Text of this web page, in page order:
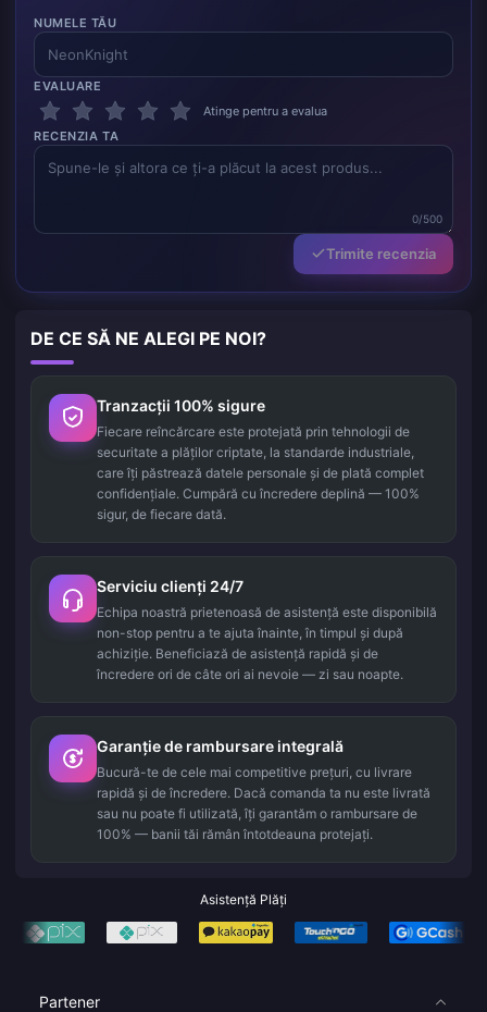
NUMELE TĂU
EVALUARE
Atinge pentru a evalua
RECENZIA TA
0/500
Trimite recenzia
DE CE SĂ NE ALEGI PE NOI?
Tranzacții 100% sigure
Fiecare reîncărcare este protejată prin tehnologii de
securitate a plăților criptate, la standarde industriale,
care îți păstrează datele personale și de plată complet
confidențiale. Cumpără cu încredere deplină — 100%
sigur, de fiecare dată.
Serviciu clienți 24/7
Echipa noastră prietenoasă de asistență este disponibilă
non-stop pentru a te ajuta înainte, în timpul și după
achiziție. Beneficiază de asistență rapidă și de
încredere ori de câte ori ai nevoie — zi sau noapte.
Garanție de rambursare integrală
Bucură-te de cele mai competitive prețuri, cu livrare
rapidă și de încredere. Dacă comanda ta nu este livrată
sau nu poate fi utilizată, îți garantăm o rambursare de
100% — banii tăi rămân întotdeauna protejați.
Asistență Plăți
Partener